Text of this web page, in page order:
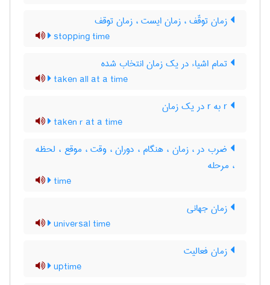
زمان توقّف ، زمان ایست ، زمان توقف
stopping time
تمام اشیاء در یک زمان انتخاب شده
taken all at a time
taken r at a time
ضرب در ، زمان ، هنگام ، دوران ، وقت ، موقع ، لحظه
، مرحله
time
زمان جهانی
universal time
زمان فعالیت
uptime